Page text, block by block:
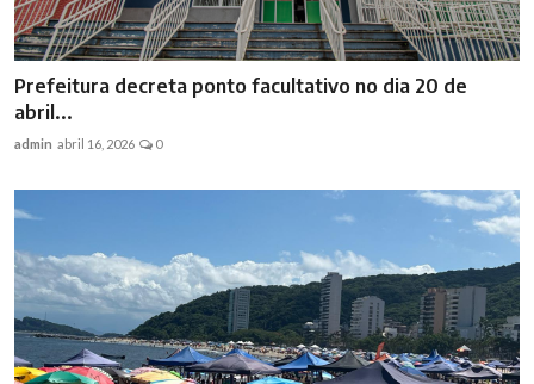
Prefeitura decreta ponto facultativo no dia 20 de
abril...
admin abril 16, 2026 0